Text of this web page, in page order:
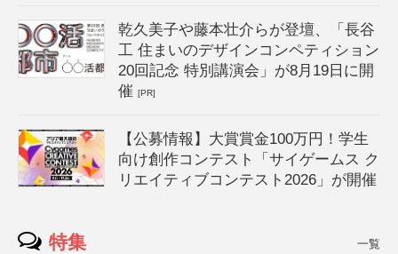
乾久美子や藤本壮介らが登壇、「長谷
工 住まいのデザインコンペティション
20回記念 特別講演会」が8月19日に開
催[PR]
【公募情報】大賞賞金100万円！学生
向け創作コンテスト「サイゲームス ク
リエイティブコンテスト2026」が開催
特集 一覧